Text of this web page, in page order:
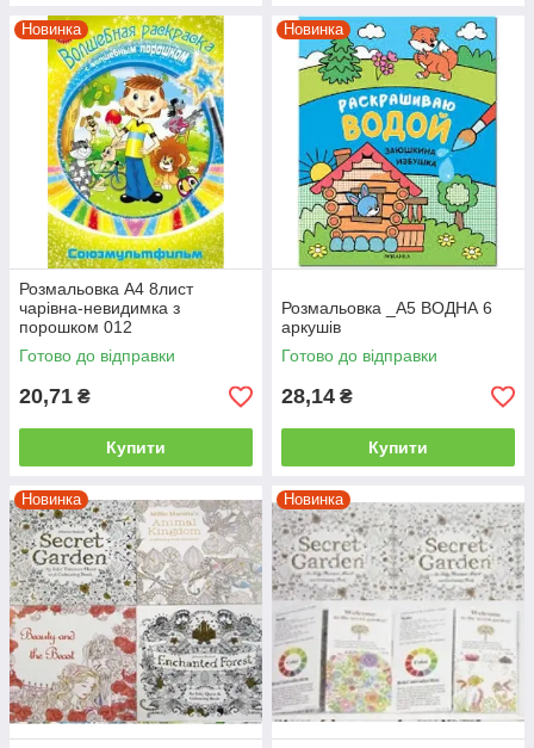
Новинка
Розмальовка А4 8лист
чарівна-невидимка з
порошком 012
(Союзмультфільм)
Готово до відправки
20,71 ₴
Купити
Новинка
Розмальовка _А5 ВОДНА 6
аркушів
Готово до відправки
28,14 ₴
Купити
Новинка Новинка